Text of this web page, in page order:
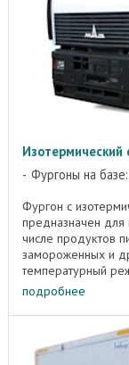
Фургоны на
Фургон с
предназначен для
числе продуктов
замороженных и
температурный
подробнее